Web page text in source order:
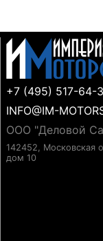
+7 (495) 517-64-
INFO@IM-
ООО "Деловой
142452, Московская
дом 10